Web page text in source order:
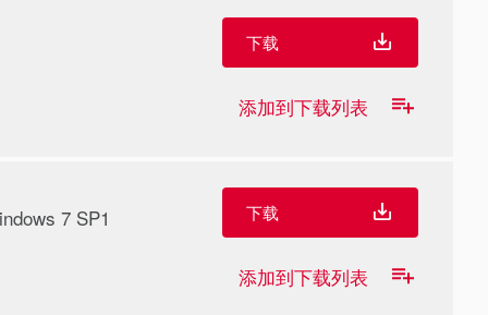
下载
添加到下载列表
7 SP1 下载
添加到下载列表